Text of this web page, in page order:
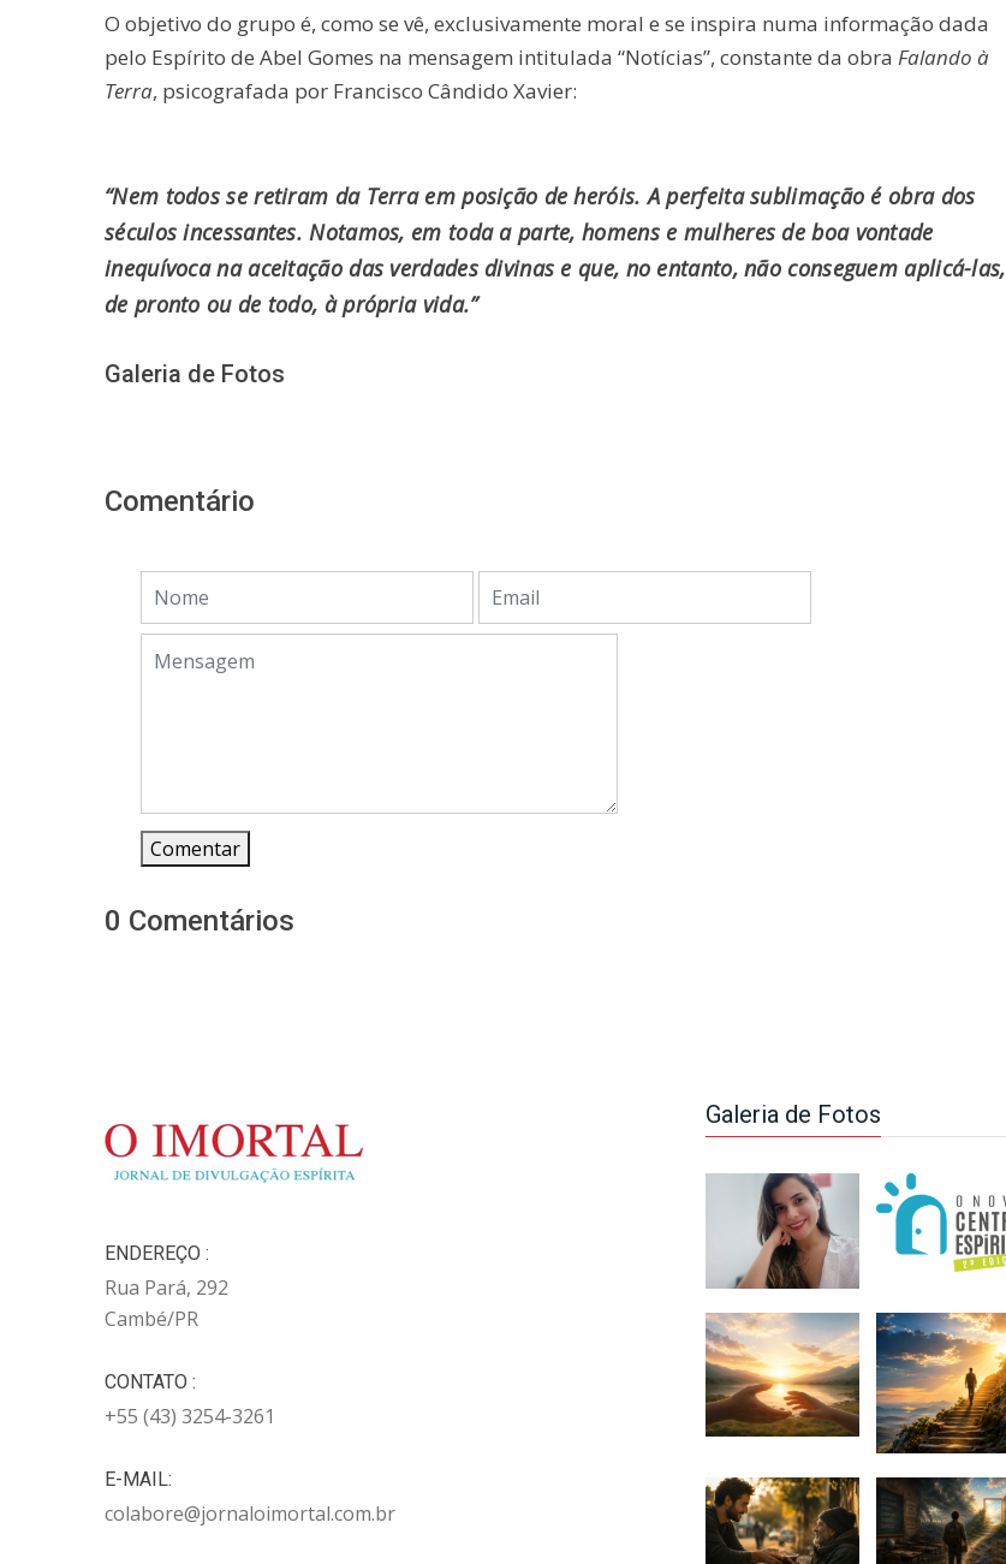
O objetivo do grupo é, como se vê, exclusivamente moral e se inspira numa informação dada
pelo Espírito de Abel Gomes na mensagem intitulada “Notícias”, constante da obra Falando à
Terra, psicografada por Francisco Cândido Xavier:
“Nem todos se retiram da Terra em posição de heróis. A perfeita sublimação é obra dos
séculos incessantes. Notamos, em toda a parte, homens e mulheres de boa vontade
inequívoca na aceitação das verdades divinas e que, no entanto, não conseguem aplicá-las,
de pronto ou de todo, à própria vida.”
Galeria de Fotos
Comentário
Comentar
0 Comentários
ENDEREÇO :
Rua Pará, 292
Cambé/PR
CONTATO :
+55 (43) 3254-3261
E-MAIL:
colabore@jornaloimortal.com.br
Galeria de Fotos